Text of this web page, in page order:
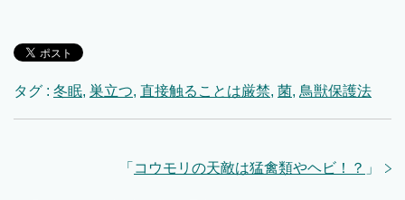
タグ : 冬眠, 巣立つ, 直接触ることは厳禁, 菌, 鳥獣保護法
「 コウモリの天敵は猛禽類やヘビ！？ 」